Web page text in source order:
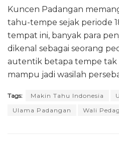
Kuncen Padangan
tahu-tempe sejak periode
tempat ini, banyak para
dikenal sebagai seorang
autentik betapa tempe tak
mampu jadi wasilah
Tags: Makin Tahu Indonesia
Ulama Padangan
Wali